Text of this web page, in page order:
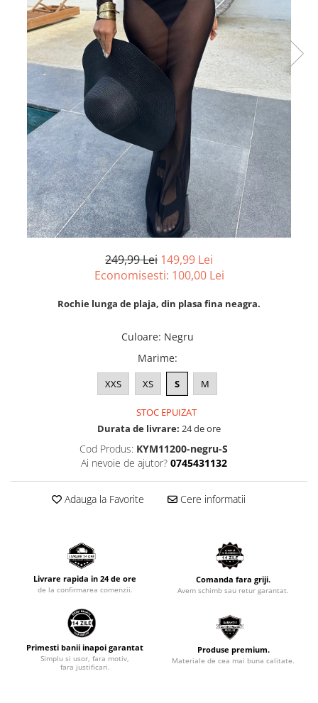
249,99 Lei 149,99 Lei
Economisesti: 100,00 Lei
Rochie lunga de plaja, din plasa fina neagra.
Culoare: Negru
Marime:
XXS XS S M
STOC EPUIZAT
Durata de livrare: 24 de ore
Cod Produs: KYM11200-negru-S
Ai nevoie de ajutor? 0745431132
Adauga la Favorite Cere informatii
Livrare rapida in 24 de ore
de la confirmarea comenzii.
Comanda fara griji.
Avem schimb sau retur garantat.
Primesti banii inapoi garantat
Simplu si usor, fara motiv,
fara justificari.
Produse premium.
Materiale de cea mai buna calitate.